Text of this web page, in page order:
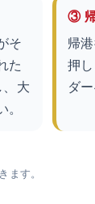
そ
た
、大
。
③
帰
押
ダ
ます。